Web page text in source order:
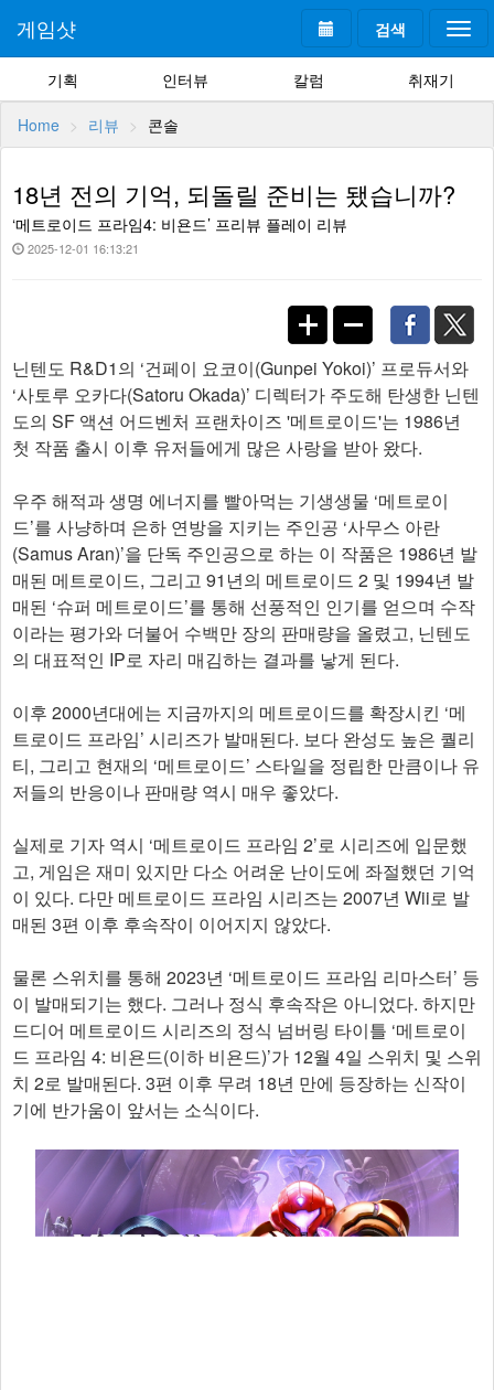
검색
게임샷
기획 인터뷰 칼럼 취재기
Home 리뷰 콘솔
18년 전의 기억, 되돌릴 준비는 됐습니까?
‘메트로이드 프라임4: 비욘드’ 프리뷰 플레이 리뷰
2025-12-01 16:13:21
닌텐도 R&D1의 ‘건페이 요코이(Gunpei Yokoi)’ 프로듀서와
‘사토루 오카다(Satoru Okada)’ 디렉터가 주도해 탄생한 닌텐
도의 SF 액션 어드벤처 프랜차이즈 '메트로이드'는 1986년
첫 작품 출시 이후 유저들에게 많은 사랑을 받아 왔다.
우주 해적과 생명 에너지를 빨아먹는 기생생물 ‘메트로이
드’를 사냥하며 은하 연방을 지키는 주인공 ‘사무스 아란
(Samus Aran)’을 단독 주인공으로 하는 이 작품은 1986년 발
매된 메트로이드, 그리고 91년의 메트로이드 2 및 1994년 발
매된 ‘슈퍼 메트로이드’를 통해 선풍적인 인기를 얻으며 수작
이라는 평가와 더불어 수백만 장의 판매량을 올렸고, 닌텐도
의 대표적인 IP로 자리 매김하는 결과를 낳게 된다.
이후 2000년대에는 지금까지의 메트로이드를 확장시킨 ‘메
트로이드 프라임’ 시리즈가 발매된다. 보다 완성도 높은 퀄리
티, 그리고 현재의 ‘메트로이드’ 스타일을 정립한 만큼이나 유
저들의 반응이나 판매량 역시 매우 좋았다.
실제로 기자 역시 ‘메트로이드 프라임 2’로 시리즈에 입문했
고, 게임은 재미 있지만 다소 어려운 난이도에 좌절했던 기억
이 있다. 다만 메트로이드 프라임 시리즈는 2007년 Wii로 발
매된 3편 이후 후속작이 이어지지 않았다.
물론 스위치를 통해 2023년 ‘메트로이드 프라임 리마스터’ 등
이 발매되기는 했다. 그러나 정식 후속작은 아니었다. 하지만
드디어 메트로이드 시리즈의 정식 넘버링 타이틀 ‘메트로이
드 프라임 4: 비욘드(이하 비욘드)’가 12월 4일 스위치 및 스위
치 2로 발매된다. 3편 이후 무려 18년 만에 등장하는 신작이
기에 반가움이 앞서는 소식이다.